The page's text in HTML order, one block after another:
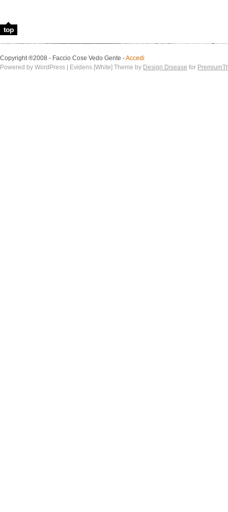
top
Copyright ®2008 - Faccio Cose Vedo Gente -Accedi
Powered by WordPress | Evidens [White] Theme by Design Disease for